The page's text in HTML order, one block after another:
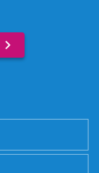
chevron_right